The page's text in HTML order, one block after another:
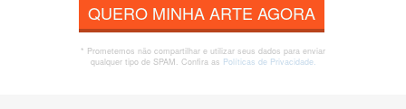
QUERO MINHA ARTE AGORA
* Prometemos não compartilhar e utilizar seus dados para enviar
qualquer tipo de SPAM. Confira as Políticas de Privacidade.